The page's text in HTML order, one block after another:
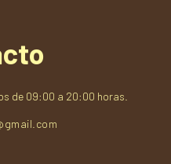
de 09:00 a 20:00 horas.